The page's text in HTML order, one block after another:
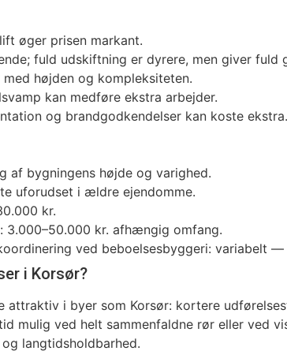
øger prisen markant.
fuld udskiftning er dyrere, men giver fuld
højden og kompleksiteten.
kan medføre ekstra arbejder.
og brandgodkendelser kan koste ekstra.
af bygningens højde og varighed.
uforudset i ældre ejendomme.
kr.
kr. afhængig omfang.
ved beboelsesbyggeri: variabelt
i Korsør?
i byer som Korsør: kortere
mulig ved helt sammenfaldne rør eller ved
langtidsholdbarhed.